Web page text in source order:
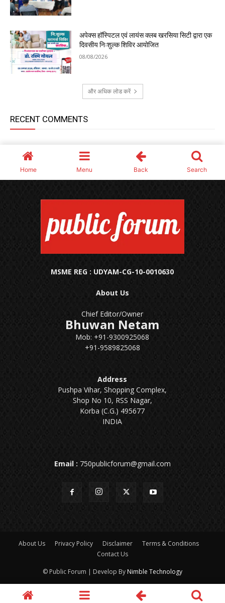
MSME REG : UDYAM-CG-10-0010630
About Us
Chief Editor/Owner
Bhuwan Netam
Mob: +91-9300925068
+91-9589825068
Address
Pushpa Vihar, Shopping Complex,
Shop No 10, RSS Nagar,
Korba (C.G.) 495677
INDIA
Email : 750publicforum@gmail.com
About Us Privacy Policy Disclaimer
Terms & Conditions
Contact Us
© Public Forum | Develop By Nimble Technology